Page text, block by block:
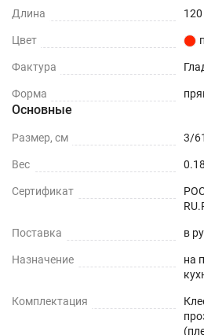
Влагостойкость
Защита поверхности вашего
пролитых жидкостей.
ПОДХОДИТ ДЛЯ ЛЮБОГО
поверхности - дерево,
гранит, металл и текстиль.
СТОЛЕШНИЦЫ
Длина 120
Цвет
Фактура
Форма
Основные
Размер, см 3/
Вес
Сертификат
Поставка в
Назначение
на
Комплектация